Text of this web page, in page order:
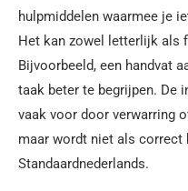
hulpmiddelen waarmee je
Het kan zowel letterlijk als
Bijvoorbeeld, een handvat
taak beter te begrijpen. De
vaak voor door verwarring
maar wordt niet als correct
Standaardnederlands.